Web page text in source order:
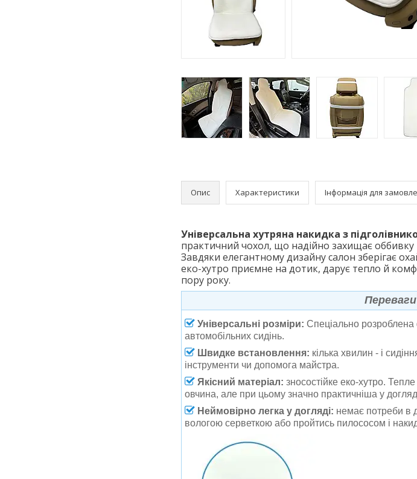
Опис Характеристики Інформація для
Універсальна хутряна накидка з
практичний чохол, що надійно захищає оббивку
Завдяки елегантному дизайну салон зберігає
еко-хутро приємне на дотик, дарує тепло й
пору року.
Переваги
Універсальні розміри: Спеціально
автомобільних сидінь.
Швидке встановлення: кілька хвилин - і
інструменти чи допомога майстра.
Якісний матеріал: зносостійке еко-хутро.
овчина, але при цьому значно практичніша у
Неймовірно легка у догляді: немає потреби в
вологою серветкою або пройтись пилососом і